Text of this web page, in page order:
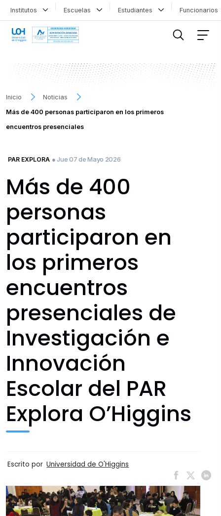
Institutos Escuelas Estudiantes
Inicio
Noticias
Más de 400 personas participaron en los primeros
encuentros presenciales
PAR EXPLORA ● Jue 07 de Mayo 2026
Más de 400
personas
participaron en
los primeros
encuentros
presenciales de
Investigación e
Innovación
Escolar del PAR
Explora O’Higgins
Escrito por Universidad de O'Higgins